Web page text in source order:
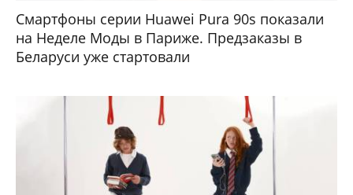
Смартфоны серии Huawei Pura 90s показали
на Неделе Моды в Париже. Предзаказы в
Беларуси уже стартовали